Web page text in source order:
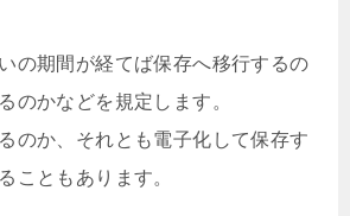
の期間が経てば保存へ移行するの
のかなどを規定します。
のか、それとも電子化して保存す
こともあります。